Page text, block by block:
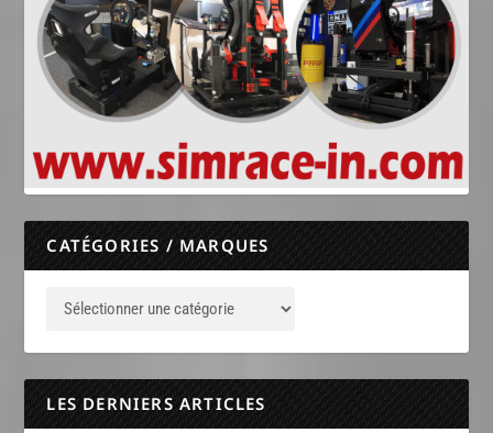
CATÉGORIES / MARQUES
LES DERNIERS ARTICLES